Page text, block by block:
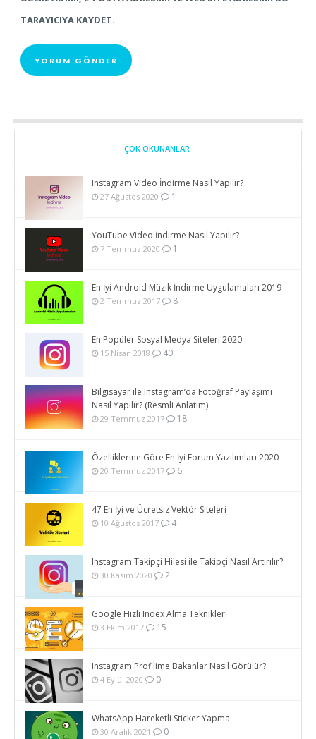
TARAYICIYA KAYDET.
ÇOK OKUNANLAR
Instagram Video İndirme Nasıl Yapılır?
27 Ağustos 2020 1
YouTube Video İndirme Nasıl Yapılır?
7 Temmuz 2020 1
En İyi Android Müzik İndirme Uygulamaları 2019
2 Temmuz 2017 8
En Popüler Sosyal Medya Siteleri 2020
15 Nisan 2018 40
Bilgisayar ile Instagram’da Fotoğraf Paylaşımı
Nasıl Yapılır? (Resmli Anlatım)
29 Temmuz 2017 18
Özelliklerine Göre En İyi Forum Yazılımları 2020
20 Temmuz 2017 6
47 En İyi ve Ücretsiz Vektör Siteleri
10 Ağustos 2017 4
Instagram Takipçi Hilesi ile Takipçi Nasıl Artırılır?
30 Kasım 2020 2
Google Hızlı Index Alma Teknikleri
3 Ekim 2017 15
Instagram Profilime Bakanlar Nasıl Görülür?
4 Eylül 2020 0
WhatsApp Hareketli Sticker Yapma
30 Aralık 2021 0